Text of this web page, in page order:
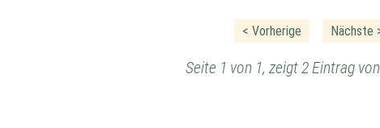
< Vorherige Nächste
Seite 1 von 1, zeigt 2 Eintrag